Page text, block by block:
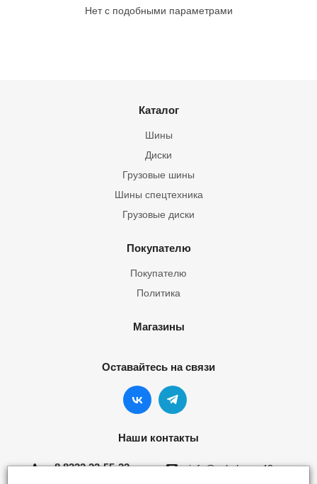
Нет с подобными параметрами
Каталог
Шины
Грузовые шины
Шины спецтехника
Диски
Грузовые диски
Покупателю
Покупателю
Политика
Магазины
Оставайтесь на связи
Наши контакты
8 8332 22-55-22
info@yokohama43.ru